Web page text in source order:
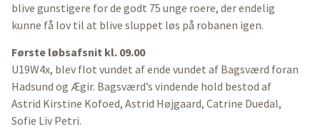
blive gunstigere for de godt 75 unge roere, der endelig
kunne få lov til at blive sluppet løs på robanen igen.
Første løbsafsnit kl. 09.00
U19W4x, blev flot vundet af ende vundet af Bagsværd foran
Hadsund og Ægir. Bagsværd’s vindende hold bestod af
Astrid Kirstine Kofoed, Astrid Højgaard, Catrine Duedal,
Sofie Liv Petri.